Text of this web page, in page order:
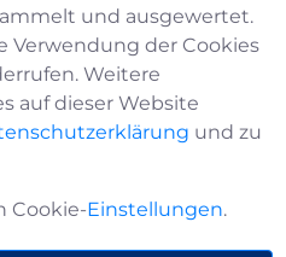
und ausgewertet.
Verwendung der Cookies
Weitere
auf dieser Website
und zu
Cookie-Einstellungen.